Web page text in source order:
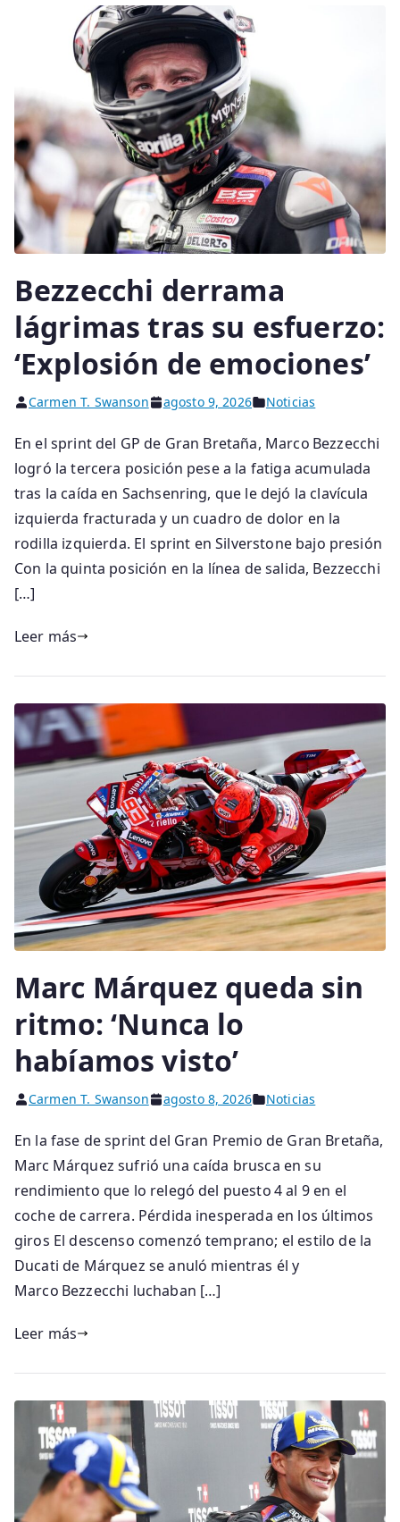
Bezzecchi derrama
lágrimas tras su esfuerzo:
‘Explosión de emociones’
Carmen T. Swanson agosto 9, 2026 Noticias
En el sprint del GP de Gran Bretaña, Marco Bezzecchi
logró la tercera posición pese a la fatiga acumulada
tras la caída en Sachsenring, que le dejó la clavícula
izquierda fracturada y un cuadro de dolor en la
rodilla izquierda. El sprint en Silverstone bajo presión
Con la quinta posición en la línea de salida, Bezzecchi
[…]
Leer más
Marc Márquez queda sin
ritmo: ‘Nunca lo
habíamos visto’
Carmen T. Swanson agosto 8, 2026 Noticias
En la fase de sprint del Gran Premio de Gran Bretaña,
Marc Márquez sufrió una caída brusca en su
rendimiento que lo relegó del puesto 4 al 9 en el
coche de carrera. Pérdida inesperada en los últimos
giros El descenso comenzó temprano; el estilo de la
Ducati de Márquez se anuló mientras él y
Marco Bezzecchi luchaban […]
Leer más